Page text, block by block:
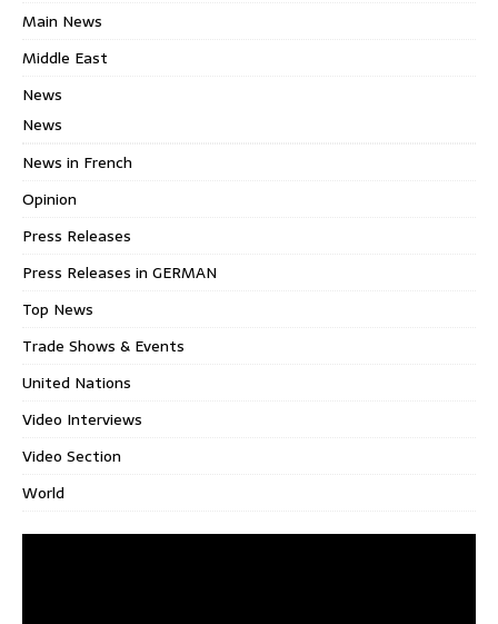
Main News
Middle East
News
News
News in French
Opinion
Press Releases
Press Releases in GERMAN
Top News
Trade Shows & Events
United Nations
Video Interviews
Video Section
World